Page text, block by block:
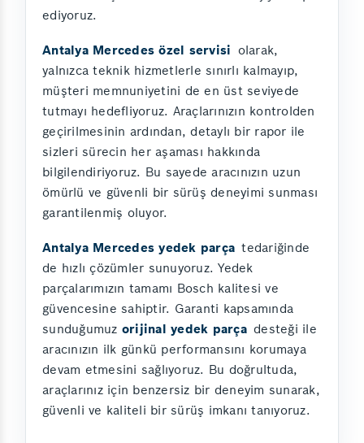
ediyoruz.
Antalya Mercedes özel servisi olarak,
yalnızca teknik hizmetlerle sınırlı kalmayıp,
müşteri memnuniyetini de en üst seviyede
tutmayı hedefliyoruz. Araçlarınızın kontrolden
geçirilmesinin ardından, detaylı bir rapor ile
sizleri sürecin her aşaması hakkında
bilgilendiriyoruz. Bu sayede aracınızın uzun
ömürlü ve güvenli bir sürüş deneyimi sunması
garantilenmiş oluyor.
Antalya Mercedes yedek parça tedariğinde
de hızlı çözümler sunuyoruz. Yedek
parçalarımızın tamamı Bosch kalitesi ve
güvencesine sahiptir. Garanti kapsamında
sunduğumuz orijinal yedek parça desteği ile
aracınızın ilk günkü performansını korumaya
devam etmesini sağlıyoruz. Bu doğrultuda,
araçlarınız için benzersiz bir deneyim sunarak,
güvenli ve kaliteli bir sürüş imkanı tanıyoruz.